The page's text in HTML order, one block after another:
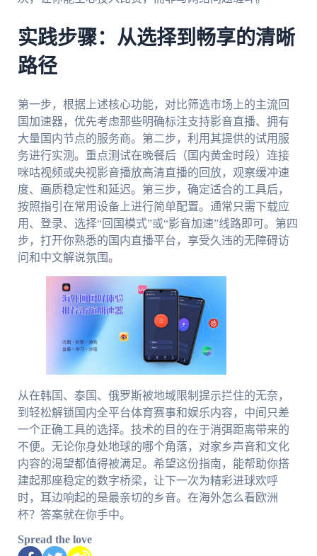
实践步骤：从选择到畅享的清晰
路径
第一步，根据上述核心功能，对比筛选市场上的主流回
国加速器，优先考虑那些明确标注支持影音直播、拥有
大量国内节点的服务商。第二步，利用其提供的试用服
务进行实测。重点测试在晚餐后（国内黄金时段）连接
咪咕视频或央视影音播放高清直播的回放，观察缓冲速
度、画质稳定性和延迟。第三步，确定适合的工具后，
按照指引在常用设备上进行简单配置。通常只需下载应
用、登录、选择“回国模式”或“影音加速”线路即可。第四
步，打开你熟悉的国内直播平台，享受久违的无障碍访
问和中文解说氛围。
从在韩国、泰国、俄罗斯被地域限制提示拦住的无奈，
到轻松解锁国内全平台体育赛事和娱乐内容，中间只差
一个正确工具的选择。技术的目的在于消弭距离带来的
不便。无论你身处地球的哪个角落，对家乡声音和文化
内容的渴望都值得被满足。希望这份指南，能帮助你搭
建起那座稳定的数字桥梁，让下一次为精彩进球欢呼
时，耳边响起的是最亲切的乡音。在海外怎么看欧洲
杯？答案就在你手中。
Spread the love